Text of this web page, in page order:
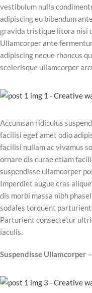
vestibulum nulla
adipiscing eu bibendum
gravida tristique litora nisi
Ullamcorper ante
adipiscing neque rhoncus
scelerisque ullamcorper
Accumsan ridiculus
facilisi eget amet odio
facilisi nullam ac vivamus
ornare dis curae etiam
suspendisse ullamcorper
Imperdiet augue cras
dis morbi massa nibh
sodales torquent
Parturient consectetur
iaculis.
Suspendisse Ullamcorper –